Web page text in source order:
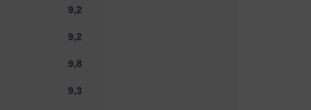
9,2
9,2
9,8
9,3